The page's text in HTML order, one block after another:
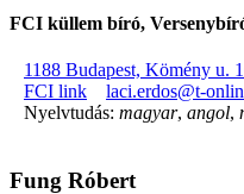
FCI küllem bíró,
1188 Budapest, Kömény u.
FCI link
laci.erdos@t-
Nyelvtudás: magyar, angol,
Fung Róbert